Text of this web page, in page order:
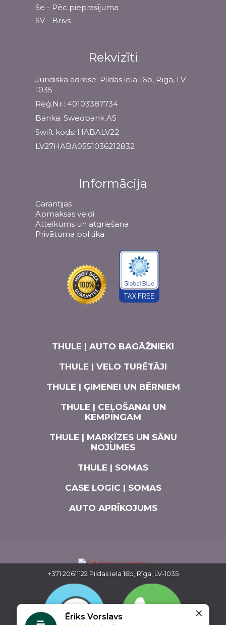
Se - Pēc pieprasījuma
SV - Brīvs
Rekvizīti
Juridiskā adrese: Pildas iela 16b, Rīga, LV-
1035
Reģ.Nr.: 40103387734
Banka: Swedbank AS
Swift kods: HABALV22
LV27HABA0551036212832
Informācija
Garantijas
Apmaksas veidi
Atteikums un atgriešana
Privātuma politika
THULE | AUTO BAGĀŽNIEKI
THULE | VELO TURĒTĀJI
THULE | ĢIMENEI UN BĒRNIEM
THULE | CEĻOŠANAI UN
KEMPINGAM
THULE | MARĶĪZES UN SĀNU
NOJUMES
THULE | SOMAS
CASE LOGIC | SOMAS
AUTO APRĪKOJUMS
+371 20611122 Pildas iela 16b, Rīga, LV-1035
Ēriks Vorslavs ✕